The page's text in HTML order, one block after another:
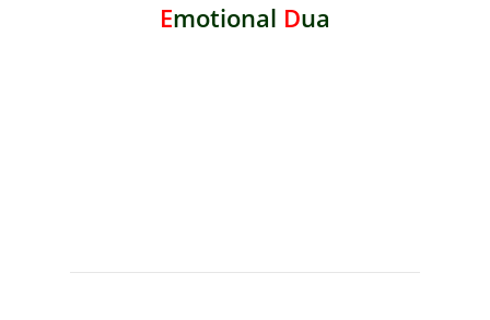
Emotional Dua